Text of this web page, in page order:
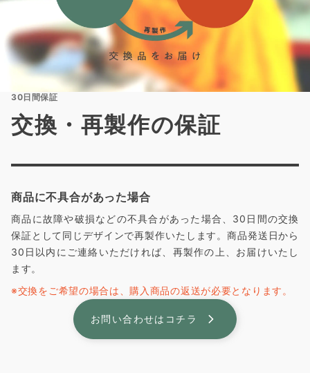
30日間保証
交換・再製作の保証
商品に不具合があった場合
商品に故障や破損などの不具合があった場合、30日間の交換
保証として同じデザインで再製作いたします。商品発送日から
30日以内にご連絡いただければ、再製作の上、お届けいたし
ます。
※交換をご希望の場合は、購入商品の返送が必要となります。
お問い合わせはコチラ